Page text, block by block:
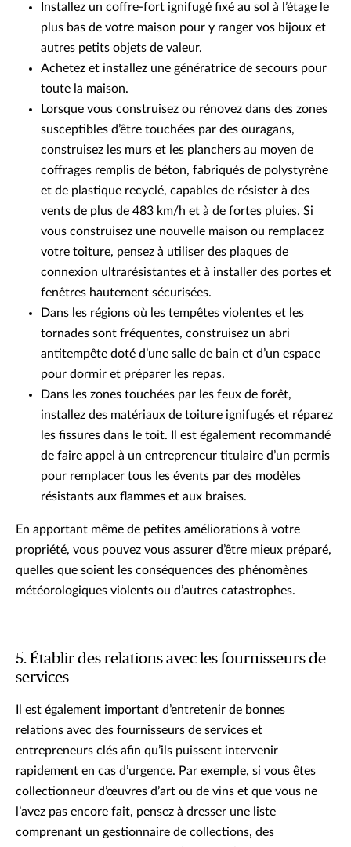
Installez un coffre-fort ignifugé fixé au sol à l’étage le
plus bas de votre maison pour y ranger vos bijoux et
autres petits objets de valeur.
Achetez et installez une génératrice de secours pour
toute la maison.
Lorsque vous construisez ou rénovez dans des zones
susceptibles d’être touchées par des ouragans,
construisez les murs et les planchers au moyen de
coffrages remplis de béton, fabriqués de polystyrène
et de plastique recyclé, capables de résister à des
vents de plus de 483 km/h et à de fortes pluies. Si
vous construisez une nouvelle maison ou remplacez
votre toiture, pensez à utiliser des plaques de
connexion ultrarésistantes et à installer des portes et
fenêtres hautement sécurisées.
Dans les régions où les tempêtes violentes et les
tornades sont fréquentes, construisez un abri
antitempête doté d’une salle de bain et d’un espace
pour dormir et préparer les repas.
Dans les zones touchées par les feux de forêt,
installez des matériaux de toiture ignifugés et réparez
les fissures dans le toit. Il est également recommandé
de faire appel à un entrepreneur titulaire d’un permis
pour remplacer tous les évents par des modèles
résistants aux flammes et aux braises.
En apportant même de petites améliorations à votre
propriété, vous pouvez vous assurer d’être mieux préparé,
quelles que soient les conséquences des phénomènes
météorologiques violents ou d’autres catastrophes.
5. Établir des relations avec les fournisseurs de
services
Il est également important d’entretenir de bonnes
relations avec des fournisseurs de services et
entrepreneurs clés afin qu’ils puissent intervenir
rapidement en cas d’urgence. Par exemple, si vous êtes
collectionneur d’œuvres d’art ou de vins et que vous ne
l’avez pas encore fait, pensez à dresser une liste
comprenant un gestionnaire de collections, des